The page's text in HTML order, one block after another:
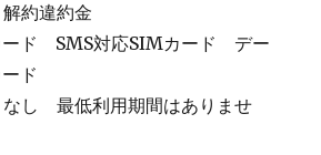
約違約金
ード SMS対応SIMカード デー
ド
し 最低利用期間はありませ